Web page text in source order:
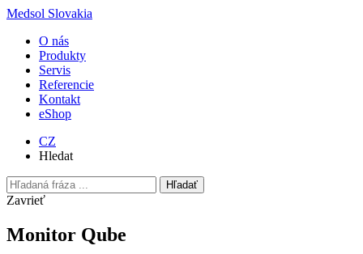
Medsol Slovakia
O nás
Produkty
Servis
Referencie
Kontakt
eShop
CZ
Hledat
Hľadať
Zavrieť
Monitor Qube